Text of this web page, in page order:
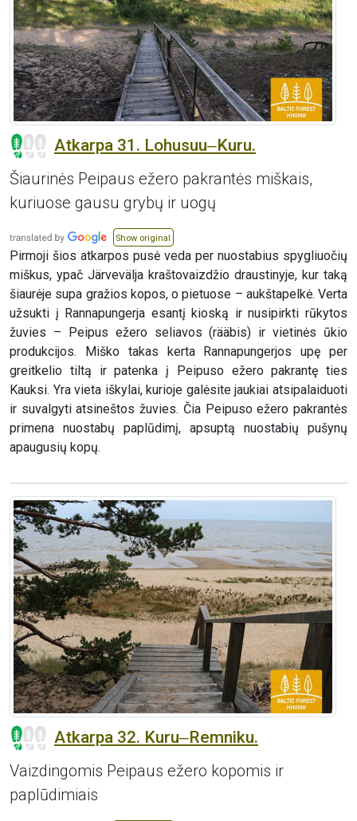
Atkarpa 31. Lohusuu‒Kuru.
Šiaurinės Peipaus ežero pakrantės miškais,
kuriuose gausu grybų ir uogų
Show original
Pirmoji šios atkarpos pusė veda per nuostabius spygliuočių
miškus, ypač Järvevälja kraštovaizdžio draustinyje, kur taką
šiaurėje supa gražios kopos, o pietuose – aukštapelkė. Verta
užsukti į Rannapungerja esantį kioską ir nusipirkti rūkytos
žuvies – Peipus ežero seliavos (rääbis) ir vietinės ūkio
produkcijos. Miško takas kerta Rannapungerjos upę per
greitkelio tiltą ir patenka į Peipuso ežero pakrantę ties
Kauksi. Yra vieta iškylai, kurioje galėsite jaukiai atsipalaiduoti
ir suvalgyti atsineštos žuvies. Čia Peipuso ežero pakrantės
primena nuostabų paplūdimį, apsuptą nuostabių pušynų
apaugusių kopų.
Atkarpa 32. Kuru‒Remniku.
Vaizdingomis Peipaus ežero kopomis ir
paplūdimiais